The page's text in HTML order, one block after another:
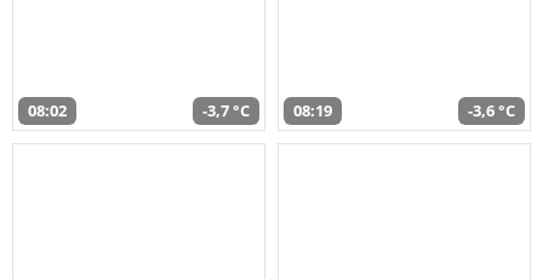
08:02 -3,7 °C 08:19 -3,6 °C